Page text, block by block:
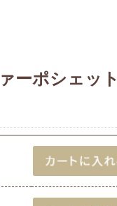
ーポシェット